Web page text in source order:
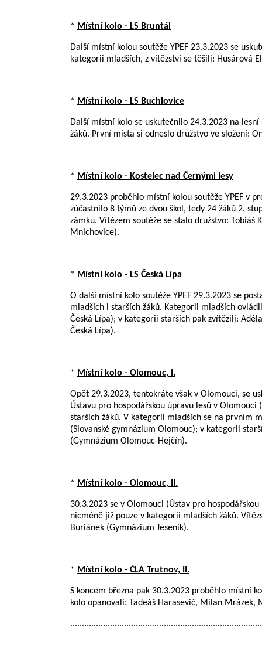
* Místní kolo - LS Bruntál
Další místní kolou soutěže YPEF 23.3.2023 se
kategorii mladších, z vítězství se těšili: Husárová
* Místní kolo - LS Buchlovice
Další místní kolo se uskutečnilo 24.3.2023 na
žáků. První místa si odneslo družstvo ve složení:
* Místní kolo - Kostelec nad Černými lesy
29.3.2023 proběhlo místní kolou soutěže YPEF v
zúčastnilo 8 týmů ze dvou škol, tedy 24 žáků 2.
zámku. Vítězem soutěže se stalo družstvo: Tobiáš
Mnichovice).
* Místní kolo - LS Česká Lípa
O další místní kolo soutěže YPEF 29.3.2023 se
mladších i starších žáků. Kategorii mladších
Česká Lípa); v kategorii starších pak zvítězili:
Česká Lípa).
* Místní kolo - Olomouc, I.
Opět 29.3.2023, tentokráte však v Olomouci, se
Ústavu pro hospodářskou úpravu lesů v
starších žáků. V kategorii mladších se na prvním
(Slovanské gymnázium Olomouc); v kategorii
(Gymnázium Olomouc-Hejčín).
* Místní kolo - Olomouc, II.
30.3.2023 se v Olomouci (Ústav pro
nicméně již pouze v kategorii mladších žáků.
Buriánek (Gymnázium Jeseník).
* Místní kolo - ČLA Trutnov, II.
S koncem března pak 30.3.2023 proběhlo místní
kolo opanovali: Tadeáš Harasevič, Milan Mrázek,